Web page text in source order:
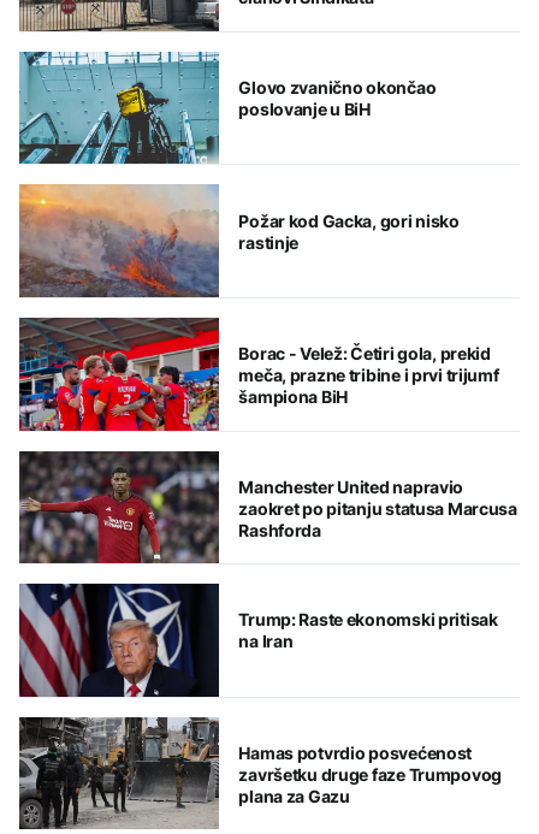
Glovo zvanično okončao
poslovanje u BiH
Požar kod Gacka, gori nisko
rastinje
Borac - Velež: Četiri gola, prekid
meča, prazne tribine i prvi trijumf
šampiona BiH
Manchester United napravio
zaokret po pitanju statusa Marcusa
Rashforda
Trump: Raste ekonomski pritisak
na Iran
Hamas potvrdio posvećenost
završetku druge faze Trumpovog
plana za Gazu